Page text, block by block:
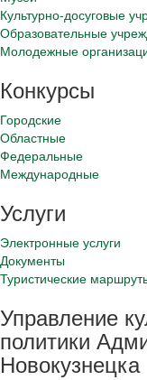
Культурно-досуговые
Образовательные
Молодежные
Конкурсы
Городские
Областные
Федеральные
Международные
Услуги
Электронные услуги
Документы
Туристические
Управление
политики
Новокузнецка